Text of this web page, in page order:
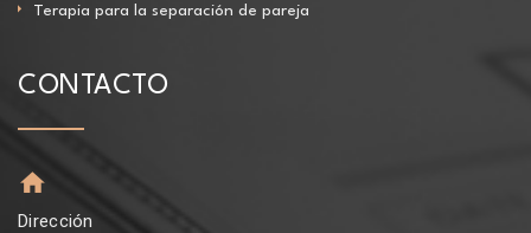
Terapia para la separación de pareja
CONTACTO
Dirección